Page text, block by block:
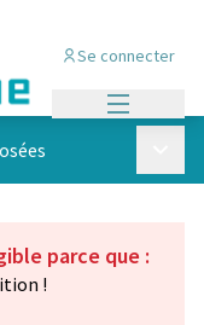
Se connecter
parce que :
!